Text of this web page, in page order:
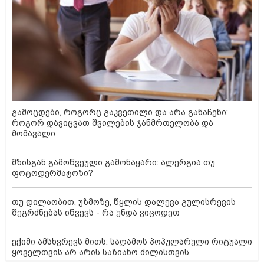
გამოცდები, როგორც გაკვეთილი და არა განაჩენი:
როგორ დავიცვათ შვილების ჯანმრთელობა და
მომავალი
მზისგან გამოწვეული გამონაყარი: ალერგია თუ
ფოტოდერმატოზი?
თუ დილაობით, უზმოზე, წყლის დალევა გულისრევის
შეგრძნებას იწვევს - რა უნდა ვიცოდეთ
ექიმი ამსხვრევს მითს: საღამოს პოპულარული რიტუალი
ყოველთვის არ არის საზიანო ძილისთვის